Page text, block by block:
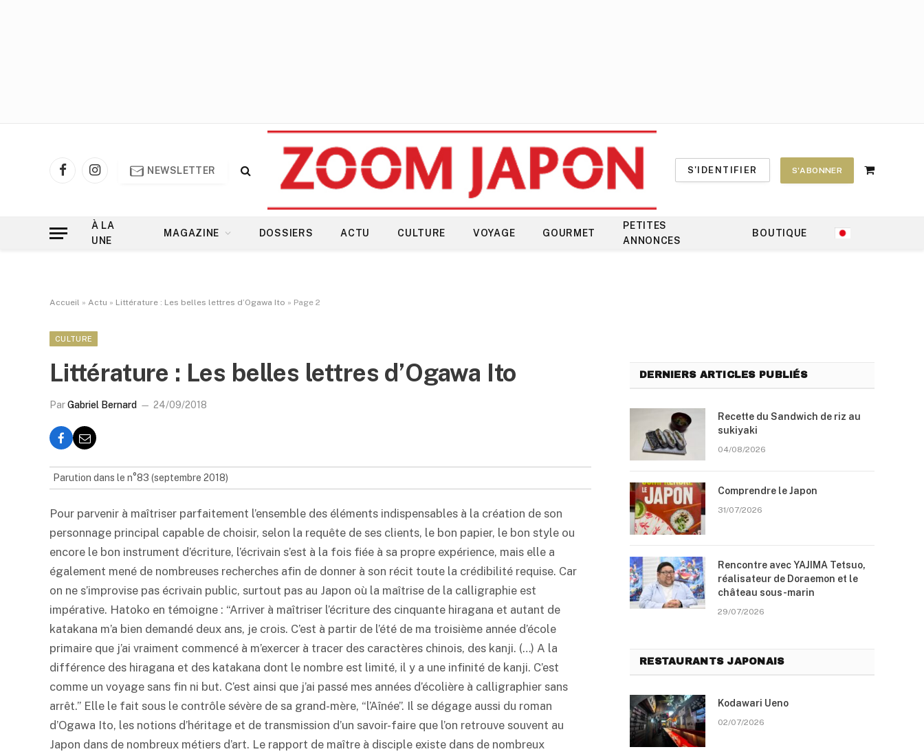
FacebookInstagram
NEWSLETTER S'IDENTIFIER S'ABONNER
Shopping
À LA
UNE
MAGAZINE DOSSIERS ACTU CULTURE VOYAGE GOURMET
PETITES
ANNONCES
BOUTIQUE
Accueil » Actu » Littérature : Les belles lettres d’Ogawa Ito » Page 2
CULTURE
Littérature : Les belles lettres d’Ogawa Ito
ParGabriel Bernard 24/09/2018
Parution dans le n°83 (septembre 2018)
Pour parvenir à maîtriser parfaitement l’ensemble des éléments indispensables à la création de son
personnage principal capable de choisir, selon la requête de ses clients, le bon papier, le bon style ou
encore le bon instrument d’écriture, l’écrivain s’est à la fois fiée à sa propre expérience, mais elle a
également mené de nombreuses recherches afin de donner à son récit toute la crédibilité requise. Car
on ne s’improvise pas écrivain public, surtout pas au Japon où la maîtrise de la calligraphie est
impérative. Hatoko en témoigne : “Arriver à maîtriser l’écriture des cinquante hiragana et autant de
katakana m’a bien demandé deux ans, je crois. C’est à partir de l’été de ma troisième année d’école
primaire que j’ai vraiment commencé à m’exercer à tracer des caractères chinois, des kanji. (…) A la
différence des hiragana et des katakana dont le nombre est limité, il y a une infinité de kanji. C’est
comme un voyage sans fin ni but. C’est ainsi que j’ai passé mes années d’écolière à calligraphier sans
arrêt.” Elle le fait sous le contrôle sévère de sa grand-mère, “l’Aînée”. Il se dégage aussi du roman
d’Ogawa Ito, les notions d’héritage et de transmission d’un savoir-faire que l’on retrouve souvent au
Japon dans de nombreux métiers d’art. Le rapport de maître à disciple existe dans de nombreux
DERNIERS ARTICLES PUBLIÉS
Recette du Sandwich de riz au
sukiyaki
04/08/2026
Comprendre le Japon
31/07/2026
Rencontre avec YAJIMA Tetsuo,
réalisateur de Doraemon et le
château sous-marin
29/07/2026
RESTAURANTS JAPONAIS
Kodawari Ueno
02/07/2026